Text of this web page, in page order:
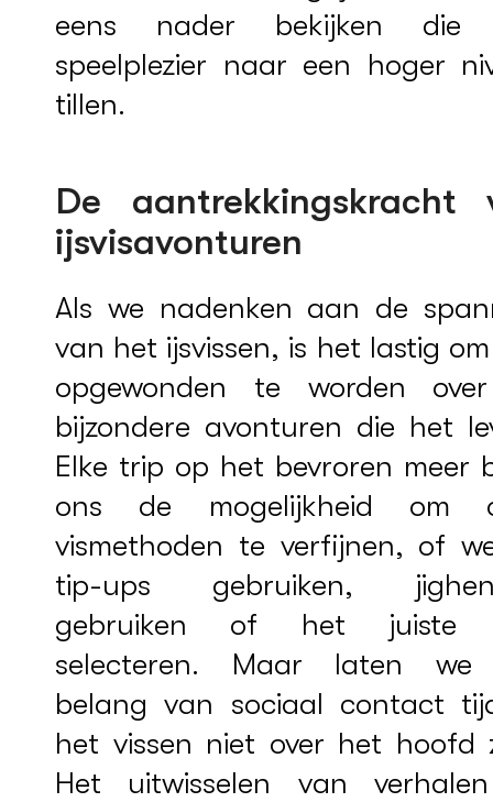
eens nader bekijken die
speelplezier naar een hoger
tillen.
De aantrekkingskracht
ijsvisavonturen
Als we nadenken aan de
van het ijsvissen, is het lastig
opgewonden te worden
bijzondere avonturen die het
Elke trip op het bevroren meer
ons de mogelijkheid om
vismethoden te verfijnen, of
tip-ups gebruiken,
gebruiken of het juiste
selecteren. Maar laten we
belang van sociaal contact
het vissen niet over het hoofd
Het uitwisselen van